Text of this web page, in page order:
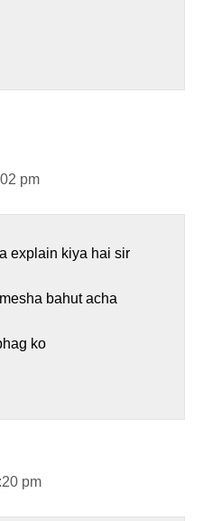
pm
explain kiya hai sir
bahut acha
ko
pm